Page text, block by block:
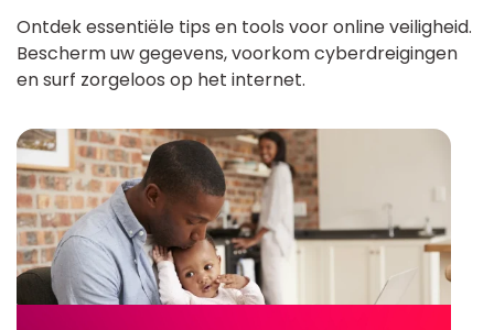
Ontdek essentiële tips en tools voor online veiligheid.
Bescherm uw gegevens, voorkom cyberdreigingen
en surf zorgeloos op het internet.